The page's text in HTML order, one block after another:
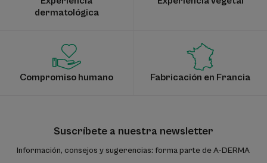
dermatológica
Compromiso humano Fabricación en Francia
Suscríbete a nuestra newsletter
Información, consejos y sugerencias: forma parte de A-DERMA